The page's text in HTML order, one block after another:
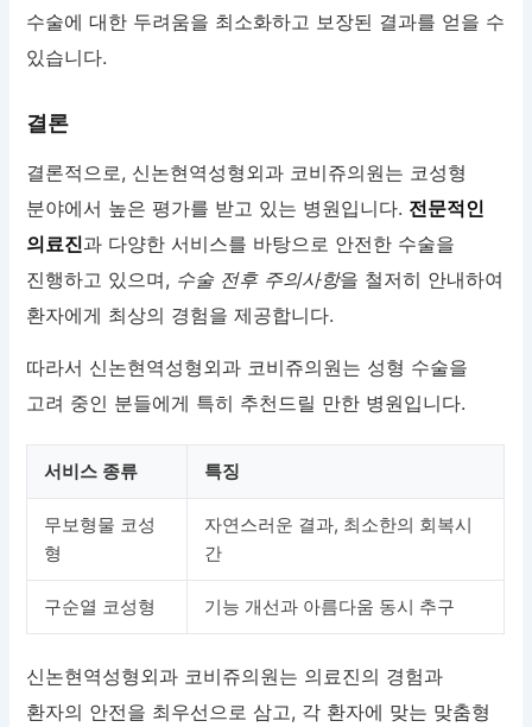
수술에 대한 두려움을 최소화하고 보장된 결과를 얻을 수
있습니다.
결론
결론적으로, 신논현역성형외과 코비쥬의원는 코성형
분야에서 높은 평가를 받고 있는 병원입니다. 전문적인
의료진과 다양한 서비스를 바탕으로 안전한 수술을
진행하고 있으며, 수술 전후 주의사항을 철저히 안내하여
환자에게 최상의 경험을 제공합니다.
따라서 신논현역성형외과 코비쥬의원는 성형 수술을
고려 중인 분들에게 특히 추천드릴 만한 병원입니다.
서비스 종류 특징
무보형물 코성
형
자연스러운 결과, 최소한의 회복시
간
구순열 코성형 기능 개선과 아름다움 동시 추구
신논현역성형외과 코비쥬의원는 의료진의 경험과
환자의 안전을 최우선으로 삼고, 각 환자에 맞는 맞춤형